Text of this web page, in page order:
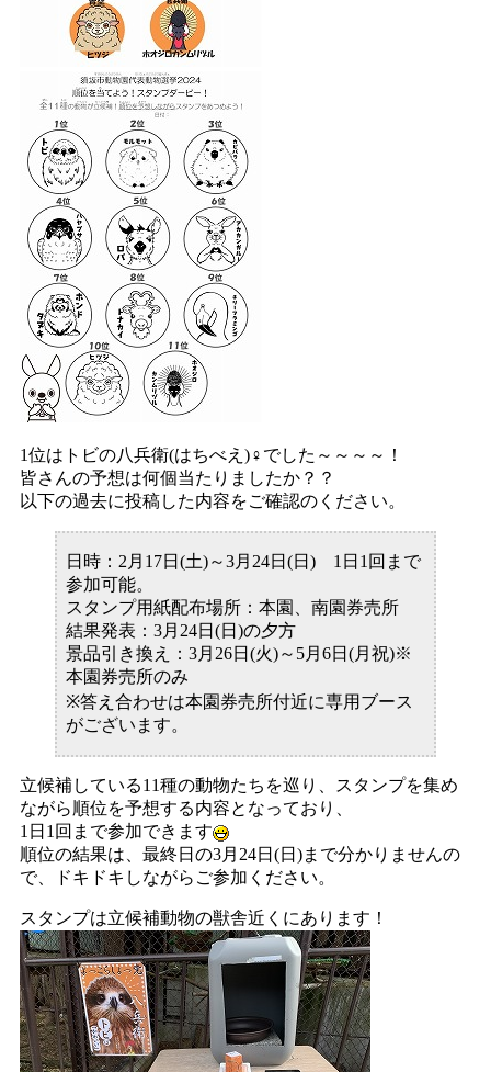
1位はトビの八兵衛(はちべえ)♀でした～～～～！
皆さんの予想は何個当たりましたか？？
以下の過去に投稿した内容をご確認のください。
日時：2月17日(土)～3月24日(日) 1日1回まで
参加可能。
スタンプ用紙配布場所：本園、南園券売所
結果発表：3月24日(日)の夕方
景品引き換え：3月26日(火)～5月6日(月祝)※
本園券売所のみ
※答え合わせは本園券売所付近に専用ブース
がございます。
立候補している11種の動物たちを巡り、スタンプを集め
ながら順位を予想する内容となっており、
1日1回まで参加できます
順位の結果は、最終日の3月24日(日)まで分かりませんの
で、ドキドキしながらご参加ください。
スタンプは立候補動物の獣舎近くにあります！